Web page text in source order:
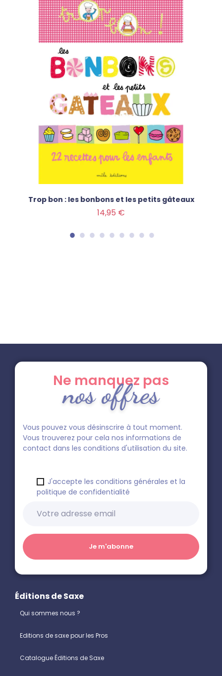
Trop bon : les bonbons et les petits gâteaux
14,95 €
Ne manquez pas
nos offres
Vous pouvez vous désinscrire à tout moment.
Vous trouverez pour cela nos informations de
contact dans les conditions d'utilisation du site.
J'accepte les conditions générales et la
politique de confidentialité
Éditions de Saxe
Qui sommes nous ?
Editions de saxe pour les Pros
Catalogue Éditions de Saxe